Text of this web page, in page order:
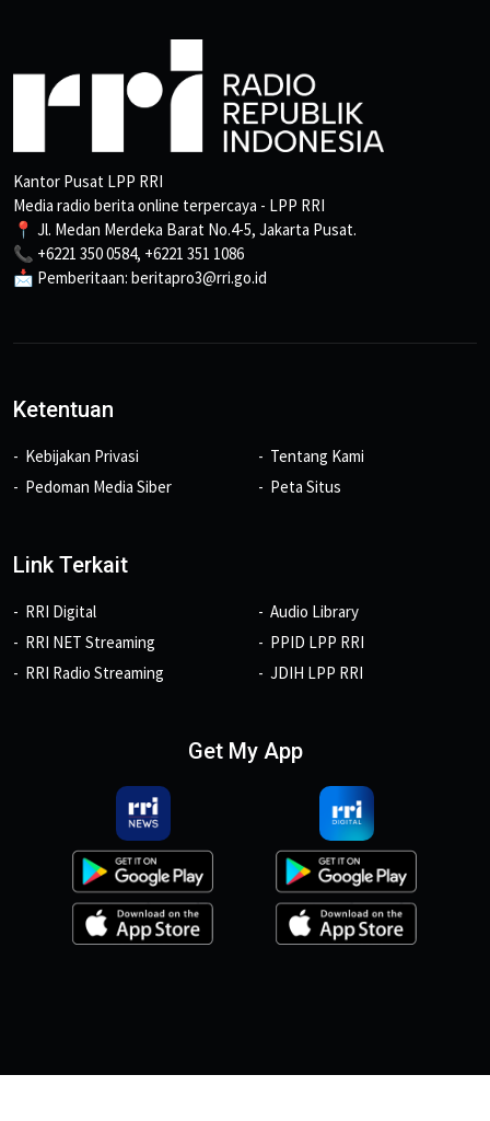
Kantor Pusat LPP RRI
Media radio berita online terpercaya - LPP RRI
📍 Jl. Medan Merdeka Barat No.4-5, Jakarta Pusat.
📞 +6221 350 0584, +6221 351 1086
📩 Pemberitaan: beritapro3@rri.go.id
Ketentuan
Kebijakan Privasi
Pedoman Media Siber
Tentang Kami
Peta Situs
Link Terkait
RRI Digital
RRI NET Streaming
RRI Radio Streaming
Audio Library
PPID LPP RRI
JDIH LPP RRI
Get My App